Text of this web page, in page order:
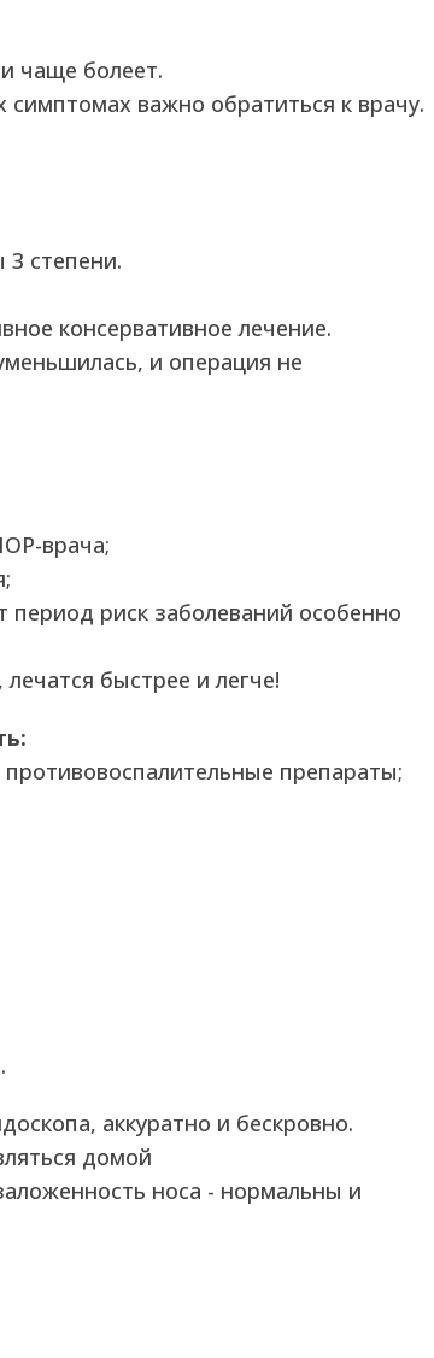
чаще болеет.
важно обратиться к врачу.
степени.
консервативное лечение.
и операция не
врача;
период риск заболеваний особенно
быстрее и легче!
препараты;
аккуратно и бескровно.
домой
носа - нормальны и